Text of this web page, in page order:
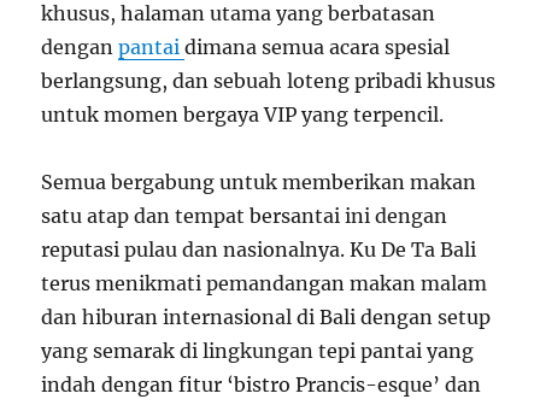
khusus, halaman utama yang berbatasan
denganpantaidimana semua acara spesial
berlangsung, dan sebuah loteng pribadi khusus
untuk momen bergaya VIP yang terpencil.
Semua bergabung untuk memberikan makan
satu atap dan tempat bersantai ini dengan
reputasi pulau dan nasionalnya. Ku De Ta Bali
terus menikmati pemandangan makan malam
dan hiburan internasional di Bali dengan setup
yang semarak di lingkungan tepi pantai yang
indah dengan fitur ‘bistro Prancis-esque’ dan